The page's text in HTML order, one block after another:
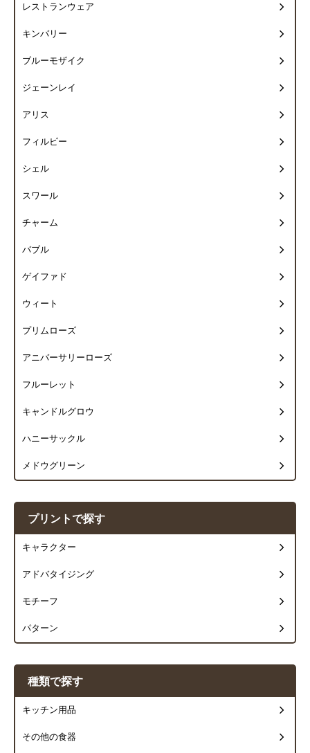
レストランウェア
キンバリー
ブルーモザイク
ジェーンレイ
アリス
フィルビー
シェル
スワール
チャーム
バブル
ゲイファド
ウィート
プリムローズ
アニバーサリーローズ
フルーレット
キャンドルグロウ
ハニーサックル
メドウグリーン
プリントで探す
キャラクター
アドバタイジング
モチーフ
パターン
種類で探す
キッチン用品
その他の食器